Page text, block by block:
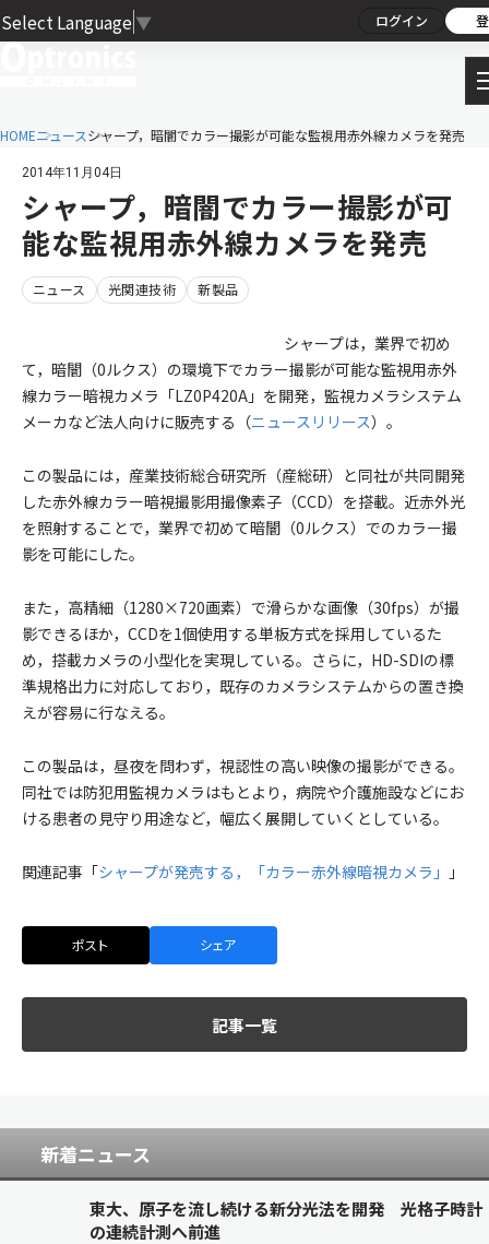
Select Language ▼ ログイン
HOMEニュースシャープ，暗闇でカラー撮影が可能な監視用赤外線カメラを発売
2014年11月04日
シャープ，暗闇でカラー撮影が可
能な監視用赤外線カメラを発売
ニュース 光関連技術 新製品
シャープは，業界で初め
て，暗闇（0ルクス）の環境下でカラー撮影が可能な監視用赤外
線カラー暗視カメラ「LZ0P420A」を開発，監視カメラシステム
メーカなど法人向けに販売する（ニュースリリース）。
この製品には，産業技術総合研究所（産総研）と同社が共同開発
した赤外線カラー暗視撮影用撮像素子（CCD）を搭載。近赤外光
を照射することで，業界で初めて暗闇（0ルクス）でのカラー撮
影を可能にした。
また，高精細（1280×720画素）で滑らかな画像（30fps）が撮
影できるほか，CCDを1個使用する単板方式を採用しているた
め，搭載カメラの小型化を実現している。さらに，HD-SDIの標
準規格出力に対応しており，既存のカメラシステムからの置き換
えが容易に行なえる。
この製品は，昼夜を問わず，視認性の高い映像の撮影ができる。
同社では防犯用監視カメラはもとより，病院や介護施設などにお
ける患者の見守り用途など，幅広く展開していくとしている。
関連記事「シャープが発売する，「カラー赤外線暗視カメラ」 」
ポスト シェア
記事一覧
新着ニュース
東大、原子を流し続ける新分光法を開発 光格子時計
の連続計測へ前進